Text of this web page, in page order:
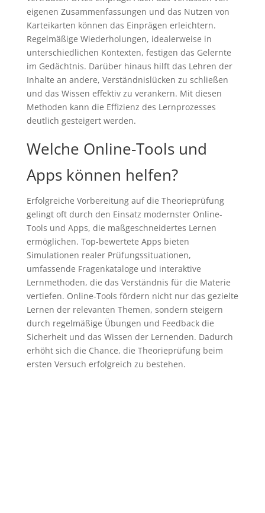
eigenen Zusammenfassungen und das Nutzen von
Karteikarten können das Einprägen erleichtern.
Regelmäßige Wiederholungen, idealerweise in
unterschiedlichen Kontexten, festigen das Gelernte
im Gedächtnis. Darüber hinaus hilft das Lehren der
Inhalte an andere, Verständnislücken zu schließen
und das Wissen effektiv zu verankern. Mit diesen
Methoden kann die Effizienz des Lernprozesses
deutlich gesteigert werden.
Welche Online-Tools und
Apps können helfen?
Erfolgreiche Vorbereitung auf die Theorieprüfung
gelingt oft durch den Einsatz modernster Online-
Tools und Apps, die maßgeschneidertes Lernen
ermöglichen. Top-bewertete Apps bieten
Simulationen realer Prüfungssituationen,
umfassende Fragenkataloge und interaktive
Lernmethoden, die das Verständnis für die Materie
vertiefen. Online-Tools fördern nicht nur das gezielte
Lernen der relevanten Themen, sondern steigern
durch regelmäßige Übungen und Feedback die
Sicherheit und das Wissen der Lernenden. Dadurch
erhöht sich die Chance, die Theorieprüfung beim
ersten Versuch erfolgreich zu bestehen.